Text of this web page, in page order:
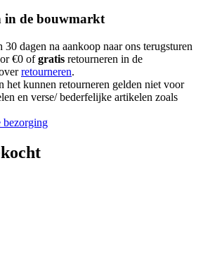
in de bouwmarkt
dagen na aankoop naar ons terugsturen
€0 ofgratis retourneren in de
retourneren.
het kunnen retourneren gelden niet voor
en verse/ bederfelijke artikelen zoals
bezorging